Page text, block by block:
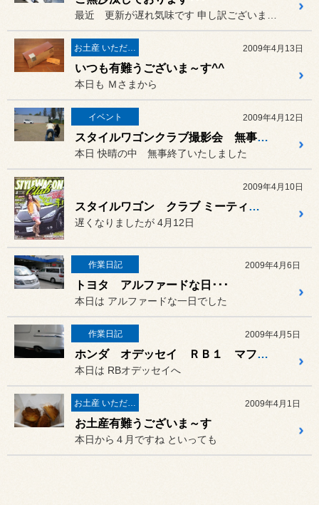
お土産 いただきました♪ 2009年4月13日
いつも有難うございま～す^^
本日も Ｍさまから
イベント 2009年4月12日
スタイルワゴンクラブ撮影会 無事 終了♪
本日 快晴の中 無事終了いたしました
2009年4月10日
スタイルワゴン クラブ ミーティング
遅くなりましたが 4月12日
作業日記 2009年4月6日
トヨタ アルファードな日･･･
本日は アルファードな一日でした
作業日記 2009年4月5日
ホンダ オデッセイ ＲＢ１ マフラーカッター取り付け
本日は RBオデッセイへ
お土産 いただきました♪ 2009年4月1日
お土産有難うございま～す
本日から４月ですね といっても